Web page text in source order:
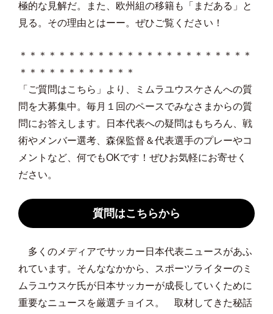
極的な見解だ。また、欧州組の移籍も「まだある」と
見る。その理由とはーー。ぜひご覧ください！
＊＊＊＊＊＊＊＊＊＊＊＊＊＊＊＊＊＊＊＊＊＊＊＊
＊＊＊＊＊＊＊＊＊＊＊＊
「ご質問はこちら」より、ミムラユウスケさんへの質
問を大募集中。毎月１回のペースでみなさまからの質
問にお答えします。日本代表への疑問はもちろん、戦
術やメンバー選考、森保監督＆代表選手のプレーやコ
メントなど、何でもOKです！ぜひお気軽にお寄せく
ださい。
質問はこちらから
多くのメディアでサッカー日本代表ニュースがあふ
れています。そんななかから、スポーツライターのミ
ムラユウスケ氏が日本サッカーが成長していくために
重要なニュースを厳選チョイス。 取材してきた秘話